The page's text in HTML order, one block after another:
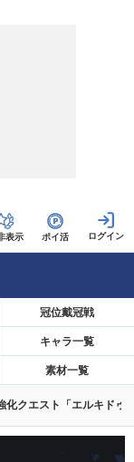
表示 ポイ活
冠位戴冠戦
キャラ一覧
素材一覧
化クエスト「エルキドゥ